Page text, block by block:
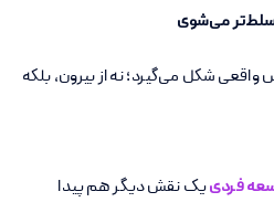
می‌شوی
شکل می‌گیرد؛ نه از بیرون، بلکه
فردییک نقش دیگر هم پیدا